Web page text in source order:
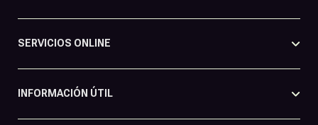
SERVICIOS ONLINE
INFORMACIÓN ÚTIL